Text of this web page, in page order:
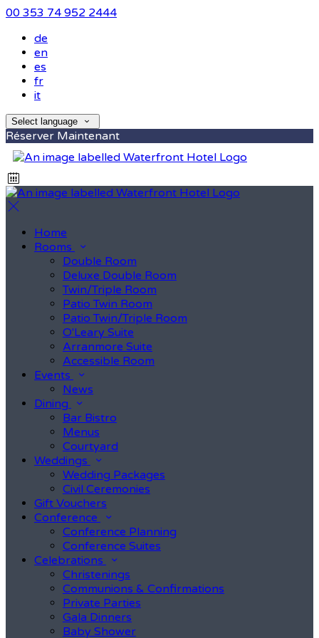
00 353 74 952 2444
de
en
es
fr
it
Select language
Réserver Maintenant
Home
Rooms
Double Room
Deluxe Double Room
Twin/Triple Room
Patio Twin Room
Patio Twin/Triple Room
O'Leary Suite
Arranmore Suite
Accessible Room
Events
News
Dining
Bar Bistro
Menus
Courtyard
Weddings
Wedding Packages
Civil Ceremonies
Gift Vouchers
Conference
Conference Planning
Conference Suites
Celebrations
Christenings
Communions & Confirmations
Private Parties
Gala Dinners
Baby Shower